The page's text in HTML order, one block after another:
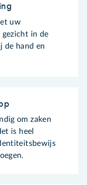
uw
in de
de hand en
om zaken
is heel